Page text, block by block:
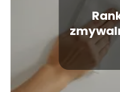
farby do